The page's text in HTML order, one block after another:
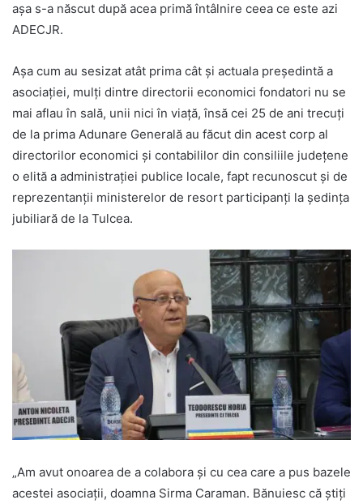
așa s-a născut după acea primă întâlnire ceea ce este azi
ADECJR.
Așa cum au sesizat atât prima cât și actuala președintă a
asociației, mulți dintre directorii economici fondatori nu se
mai aflau în sală, unii nici în viață, însă cei 25 de ani trecuți
de la prima Adunare Generală au făcut din acest corp al
directorilor economici și contabililor din consiliile județene
o elită a administrației publice locale, fapt recunoscut și de
reprezentanții ministerelor de resort participanți la ședința
jubiliară de la Tulcea.
„Am avut onoarea de a colabora și cu cea care a pus bazele
acestei asociații, doamna Sirma Caraman. Bănuiesc că știți